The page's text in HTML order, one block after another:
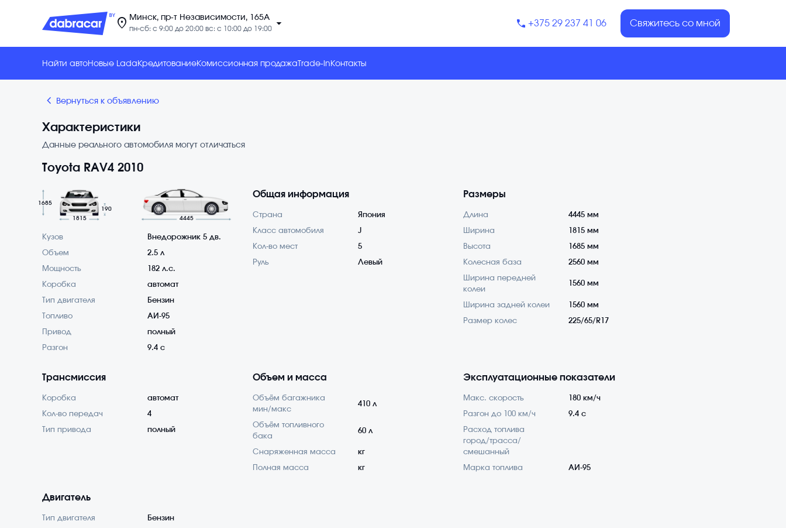
location_on Минск, пр-т Независимости, 165А
пн-сб: с 9:00 до 20:00 вс: с 10:00 до 19:00 arrow_drop_down +375 29 237 41 06 Свяжитесь со мной
Найти автоНовые Lada КредитованиеКомиссионная продажа Trade-in Контакты
chevron_backward Вернуться к объявлению
Характеристики
Данные реального автомобиля могут отличаться
Toyota RAV4 2010
1815
1685
190
4445
Кузов Внедорожник 5 дв.
Объем 2.5 л
Мощность 182 л.с.
Коробка автомат
Тип двигателя Бензин
Топливо АИ-95
Привод полный
Разгон 9.4 с
Общая информация
Страна Япония
Класс автомобиля J
Кол-во мест 5
Руль Левый
Размеры
Длина 4445 мм
Ширина 1815 мм
Высота 1685 мм
Колесная база 2560 мм
Ширина передней
колеи
1560 мм
Ширина задней колеи 1560 мм
Размер колес 225/65/R17
Трансмиссия
Коробка автомат
Кол-во передач 4
Тип привода полный
Объем и масса
Объём багажника
мин/макс
410 л
Объём топливного
бака
60 л
Снаряженная масса кг
Полная масса кг
Эксплуатационные показатели
Макс. скорость 180 км/ч
Разгон до 100 км/ч 9.4 с
Расход топлива
город/трасса/
смешанный
Марка топлива АИ-95
Двигатель
Тип двигателя Бензин